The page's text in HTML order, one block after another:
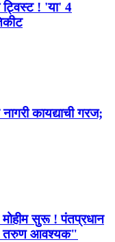
ट्विस्ट ! 'या' 4
कायद्याची गरज;
मोहीम सुरू ! पंतप्रधान
तरुण आवश्यक"